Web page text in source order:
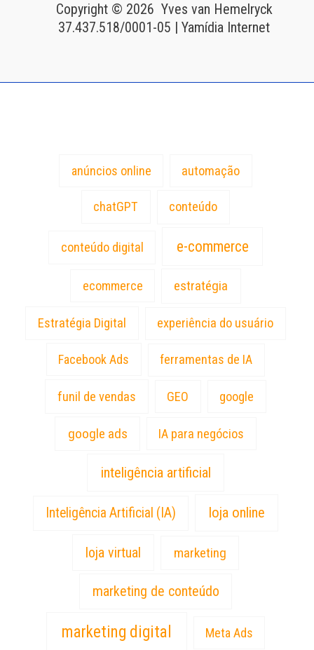
Copyright © 2026 Yves van Hemelryck
37.437.518/0001-05 | Yamídia Internet
anúncios online automação
chatGPT conteúdo
conteúdo digital e-commerce
ecommerce estratégia
Estratégia Digital experiência do usuário
Facebook Ads ferramentas de IA
funil de vendas GEO google
google ads IA para negócios
inteligência artificial
Inteligência Artificial (IA) loja online
loja virtual marketing
marketing de conteúdo
marketing digital Meta Ads